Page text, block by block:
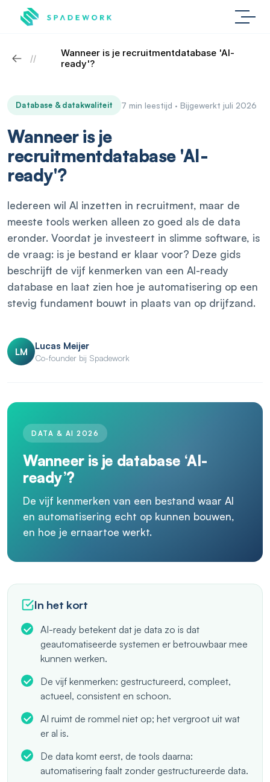
//
Wanneer is je recruitmentdatabase 'AI-
ready'?
Database & datakwaliteit 7 min leestijd · Bijgewerkt juli 2026
Wanneer is je
recruitmentdatabase 'AI-
ready'?
Iedereen wil AI inzetten in recruitment, maar de
meeste tools werken alleen zo goed als de data
eronder. Voordat je investeert in slimme software, is
de vraag: is je bestand er klaar voor? Deze gids
beschrijft de vijf kenmerken van een AI-ready
database en laat zien hoe je automatisering op een
stevig fundament bouwt in plaats van op drijfzand.
LM Lucas Meijer
Co-founder bij Spadework
DATA & AI 2026
Wanneer is je database ‘AI-
ready’?
De vijf kenmerken van een bestand waar AI
en automatisering echt op kunnen bouwen,
en hoe je ernaartoe werkt.
In het kort
AI-ready betekent dat je data zo is dat
geautomatiseerde systemen er betrouwbaar mee
kunnen werken.
De vijf kenmerken: gestructureerd, compleet,
actueel, consistent en schoon.
AI ruimt de rommel niet op; het vergroot uit wat
er al is.
De data komt eerst, de tools daarna:
automatisering faalt zonder gestructureerde data.